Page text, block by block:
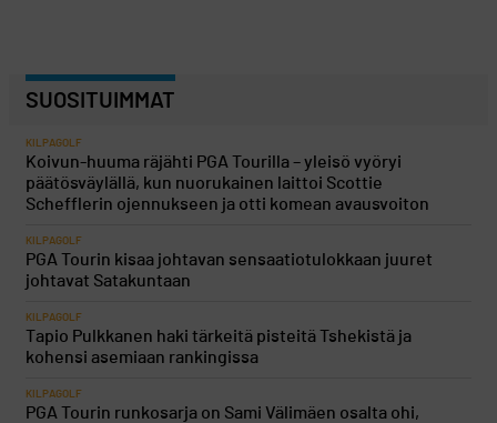
SUOSITUIMMAT
KILPAGOLF
Koivun-huuma räjähti PGA Tourilla – yleisö vyöryi
päätösväylällä, kun nuorukainen laittoi Scottie
Schefflerin ojennukseen ja otti komean avausvoiton
KILPAGOLF
PGA Tourin kisaa johtavan sensaatiotulokkaan juuret
johtavat Satakuntaan
KILPAGOLF
Tapio Pulkkanen haki tärkeitä pisteitä Tshekistä ja
kohensi asemiaan rankingissa
KILPAGOLF
PGA Tourin runkosarja on Sami Välimäen osalta ohi,